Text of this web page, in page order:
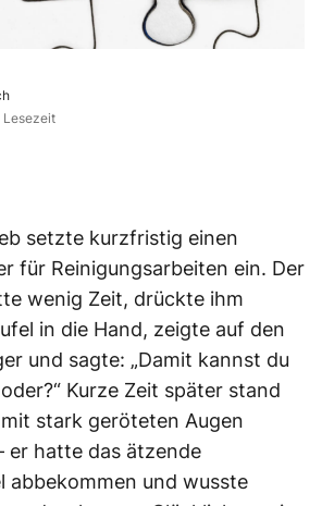
Lesezeit
setzte kurzfristig einen
für Reinigungsarbeiten ein. Der
wenig Zeit, drückte ihm
in die Hand, zeigte auf den
und sagte: „Damit kannst du
Kurze Zeit später stand
stark geröteten Augen
er hatte das ätzende
abbekommen und wusste